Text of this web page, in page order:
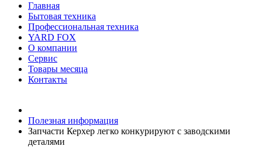
Главная
Бытовая техника
Профессиональная техника
YARD FOX
О компании
Сервис
Товары месяца
Контакты
Полезная информация
Запчасти Керхер легко конкурируют с заводскими
деталями